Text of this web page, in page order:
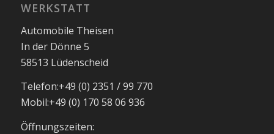
WERKSTATT
Automobile Theisen
In der Dönne 5
58513 Lüdenscheid
Telefon:+49 (0) 2351 / 99 770
Mobil:+49 (0) 170 58 06 936
Öffnungszeiten: